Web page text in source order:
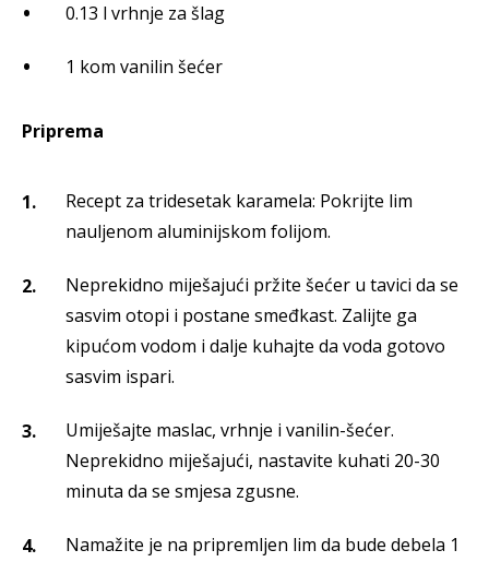
0.13 l vrhnje za šlag
1 kom vanilin šećer
Priprema
Recept za tridesetak karamela: Pokrijte lim
nauljenom aluminijskom folijom.
Neprekidno miješajući pržite šećer u tavici da se
sasvim otopi i postane smeđkast. Zalijte ga
kipućom vodom i dalje kuhajte da voda gotovo
sasvim ispari.
Umiješajte maslac, vrhnje i vanilin-šećer.
Neprekidno miješajući, nastavite kuhati 20-30
minuta da se smjesa zgusne.
Namažite je na pripremljen lim da bude debela 1